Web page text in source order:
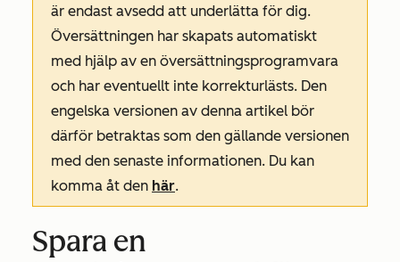
är endast avsedd att underlätta för dig.
Översättningen har skapats automatiskt
med hjälp av en översättningsprogramvara
och har eventuellt inte korrekturlästs. Den
engelska versionen av denna artikel bör
därför betraktas som den gällande versionen
med den senaste informationen. Du kan
komma åt den här.
Spara en